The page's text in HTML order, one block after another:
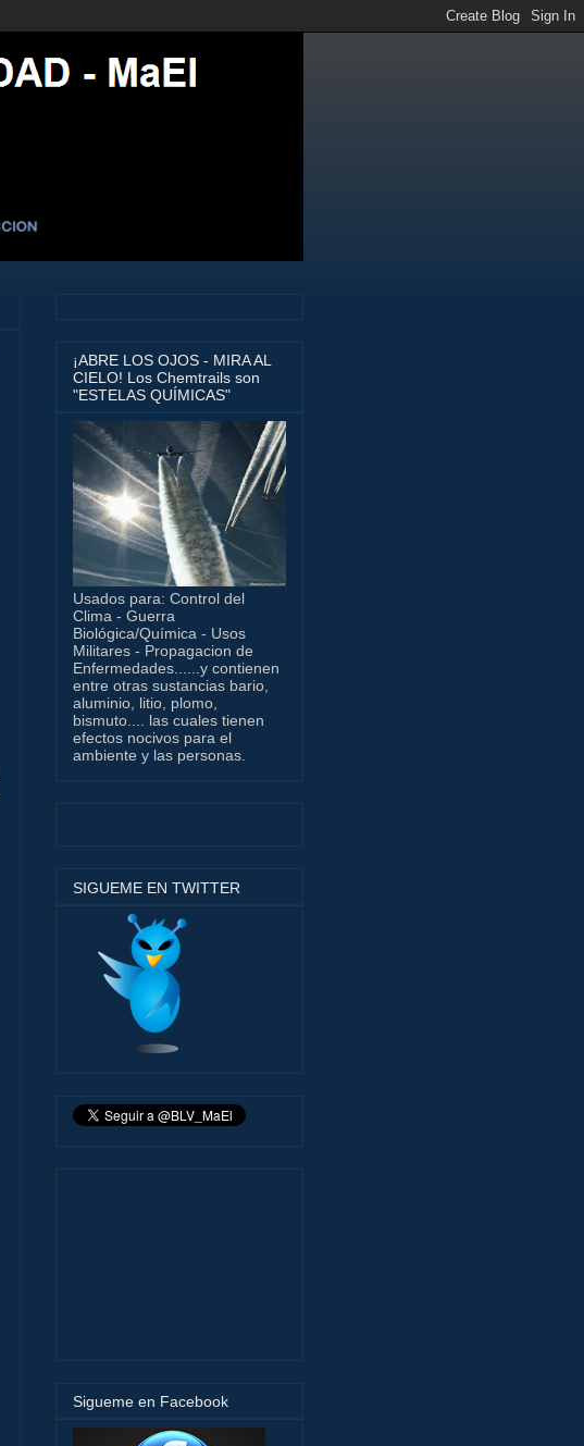
¡ABRE LOS OJOS - MIRA AL
CIELO! Los Chemtrails son
"ESTELAS QUÍMICAS"
Usados para: Control del
Clima - Guerra
Biológica/Química - Usos
Militares - Propagacion de
Enfermedades......y contienen
entre otras sustancias bario,
aluminio, litio, plomo,
bismuto.... las cuales tienen
efectos nocivos para el
ambiente y las personas.
SIGUEME EN TWITTER
Sigueme en Facebook